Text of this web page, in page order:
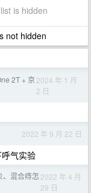
is hidden
not hidden
2T + 京2024 年 1 月
2 日
2022 年 9 月 22 日
气实验
、混合痔怎 2022 年 4 月
29 日